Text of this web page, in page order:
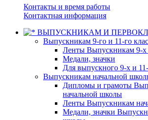
Контакты и время работы
Контактная информация
ВЫПУСКНИКАМ И
Выпускникам 9-го и 11-го
Ленты Выпускникам 9-х
Медали, значки
Для выпускного 9-х и
Выпускникам начальной
Дипломы и грамоты
начальной школы
Ленты Выпускникам
Медали, значки